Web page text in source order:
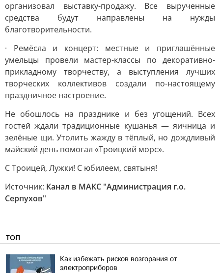
организовал выставку-продажу. Все вырученные
средства будут направлены на нужды
благотворительности.
· Ремёсла и концерт: местные и приглашённые
умельцы провели мастер-классы по декоративно-
прикладному творчеству, а выступления лучших
творческих коллективов создали по-настоящему
праздничное настроение.
Не обошлось на празднике и без угощений. Всех
гостей ждали традиционные кушанья — яичница и
зелёные щи. Утолить жажду в тёплый, но дождливый
майский день помогал «Троицкий морс».
С Троицей, Лужки! С юбилеем, святыня!
Источник: Канал в МАКС "Администрация г.о.
Серпухов"
ТОП
Как избежать рисков возгорания от
электроприборов